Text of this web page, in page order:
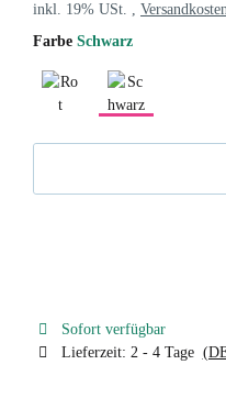
inkl. 19% USt. ,
Farbe Schwarz
Sofort verfügbar
Lieferzeit: 2 - 4 Tage